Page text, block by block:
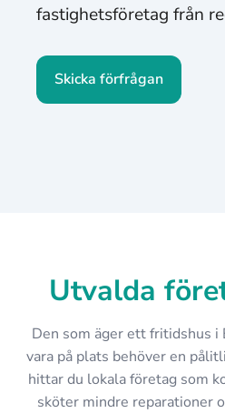
fastighetsföretag från
Skicka förfrågan
Utvalda
Den som äger ett fritidshus i
vara på plats behöver en
hittar du lokala företag som
sköter mindre reparationer